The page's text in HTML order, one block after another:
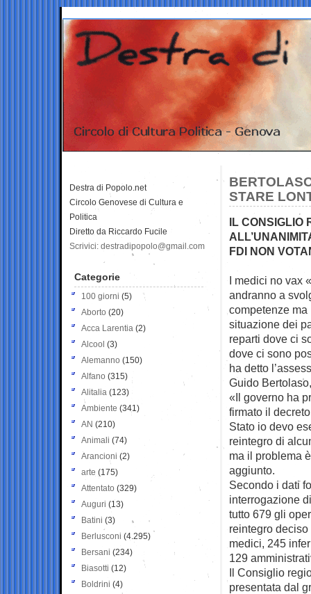
STARE
IL CONSIGLIO
FDI NON
I medici no vax
andranno a
competenze
situazione dei
reparti dove ci
dove ci sono
ha detto
Guido
«Il governo ha
firmato il
Stato io devo
reintegro di
ma il problema
aggiunto.
Secondo i dati
interrogazione
tutto 679 gli
reintegro
medici, 245
129
Il Consiglio
presentata dal
Destra di Popolo.net
Circolo Genovese di Cultura e
Politica
Diretto da Riccardo Fucile
Scrivici: destradipopolo@gmail.com
Categorie
100 giorni (5)
Aborto (20)
Acca Larentia (2)
Alcool (3)
Alemanno (150)
Alfano (315)
Alitalia (123)
Ambiente (341)
AN (210)
Animali (74)
Arancioni (2)
arte (175)
Attentato (329)
Auguri (13)
Batini (3)
Berlusconi (4.295)
Bersani (234)
Biasotti (12)
Boldrini (4)